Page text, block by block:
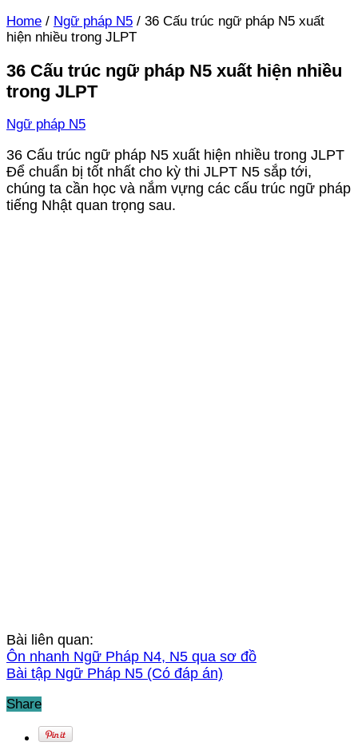
Home / Ngữ pháp N5 / 36 Cấu trúc ngữ pháp N5 xuất
hiện nhiều trong JLPT
36 Cấu trúc ngữ pháp N5 xuất hiện nhiều
trong JLPT
Ngữ pháp N5
36 Cấu trúc ngữ pháp N5 xuất hiện nhiều trong JLPT
Để chuẩn bị tốt nhất cho kỳ thi JLPT N5 sắp tới,
chúng ta cần học và nắm vựng các cấu trúc ngữ pháp
tiếng Nhật quan trọng sau.
Bài liên quan:
Ôn nhanh Ngữ Pháp N4, N5 qua sơ đồ
Bài tập Ngữ Pháp N5 (Có đáp án)
Share